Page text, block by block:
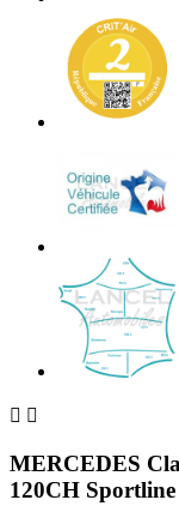
 
MERCEDES
120CH Sportline